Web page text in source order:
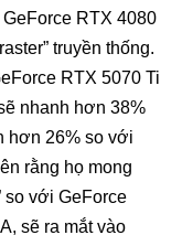
RTX 4080
truyền thống.
RTX 5070 Ti
nhanh hơn 38%
hơn 26% so với
rằng họ mong
so với GeForce
sẽ ra mắt vào